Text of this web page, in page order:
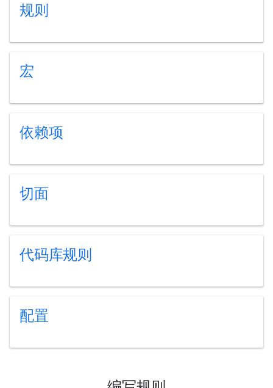
规则
宏
依赖项
切面
代码库规则
配置